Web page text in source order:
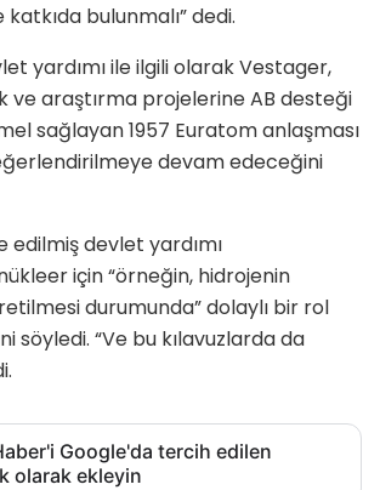
bulunmalı” dedi.
yardımı ile ilgili olarak Vestager,
ve araştırma projelerine AB desteği
sağlayan 1957 Euratom anlaşması
devam edeceğini
edilmiş devlet yardımı
için “örneğin, hidrojenin
durumunda” dolaylı bir rol
söyledi. “Ve bu kılavuzlarda da
Google'da tercih edilen
olarak ekleyin